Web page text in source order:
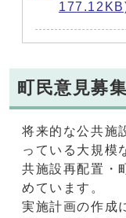
町民意見募
将来的な公共施
っている大規模
共施設再配置・
めています。
実施計画の作成